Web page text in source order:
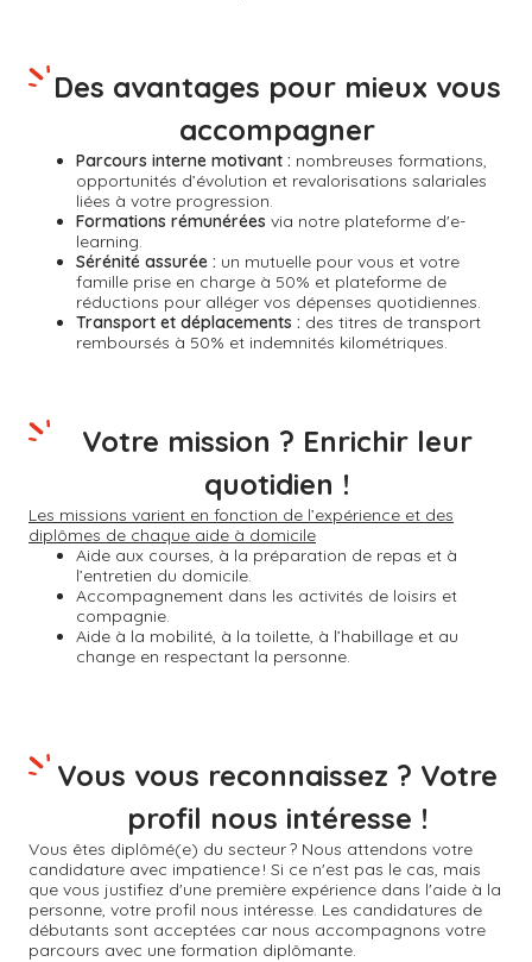
Parcours interne motivant : nombreuses formations,
opportunités d’évolution et revalorisations salariales
liées à votre progression.
Formations rémunérées via notre plateforme d'e-
learning.
Sérénité assurée : un mutuelle pour vous et votre
famille prise en charge à 50% et plateforme de
réductions pour alléger vos dépenses quotidiennes.
Transport et déplacements : des titres de transport
remboursés à 50% et indemnités kilométriques.
Des avantages pour mieux vous
accompagner
Les missions varient en fonction de l’expérience et des
diplômes de chaque aide à domicile
Aide aux courses, à la préparation de repas et à
l’entretien du domicile.
Accompagnement dans les activités de loisirs et
compagnie.
Aide à la mobilité, à la toilette, à l’habillage et au
change en respectant la personne.
Votre mission ? Enrichir leur
quotidien !
Vous êtes diplômé(e) du secteur ? Nous attendons votre
candidature avec impatience ! Si ce n'est pas le cas, mais
que vous justifiez d'une première expérience dans l'aide à la
personne, votre profil nous intéresse. Les candidatures de
débutants sont acceptées car nous accompagnons votre
parcours avec une formation diplômante.
Vous vous reconnaissez ? Votre
profil nous intéresse !